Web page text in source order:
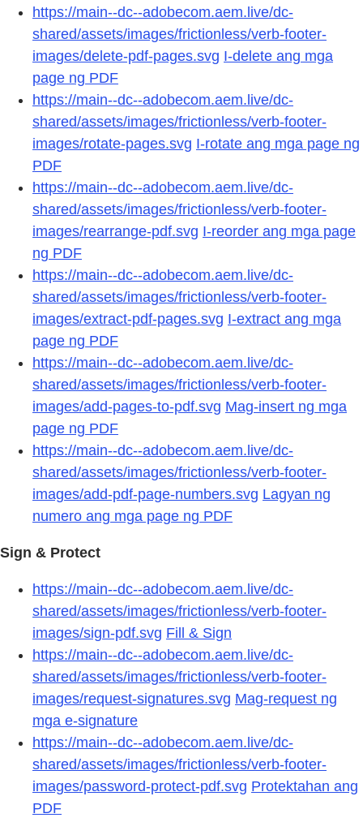
https://main--dc--adobecom.aem.live/dc-
shared/assets/images/frictionless/verb-footer-
images/delete-pdf-pages.svg I-delete ang mga
page ng PDF
https://main--dc--adobecom.aem.live/dc-
shared/assets/images/frictionless/verb-footer-
images/rotate-pages.svg I-rotate ang mga page ng
PDF
https://main--dc--adobecom.aem.live/dc-
shared/assets/images/frictionless/verb-footer-
images/rearrange-pdf.svg I-reorder ang mga page
ng PDF
https://main--dc--adobecom.aem.live/dc-
shared/assets/images/frictionless/verb-footer-
images/extract-pdf-pages.svg I-extract ang mga
page ng PDF
https://main--dc--adobecom.aem.live/dc-
shared/assets/images/frictionless/verb-footer-
images/add-pages-to-pdf.svg Mag-insert ng mga
page ng PDF
https://main--dc--adobecom.aem.live/dc-
shared/assets/images/frictionless/verb-footer-
images/add-pdf-page-numbers.svg Lagyan ng
numero ang mga page ng PDF
Sign & Protect
https://main--dc--adobecom.aem.live/dc-
shared/assets/images/frictionless/verb-footer-
images/sign-pdf.svg Fill & Sign
https://main--dc--adobecom.aem.live/dc-
shared/assets/images/frictionless/verb-footer-
images/request-signatures.svg Mag-request ng
mga e-signature
https://main--dc--adobecom.aem.live/dc-
shared/assets/images/frictionless/verb-footer-
images/password-protect-pdf.svg Protektahan ang
PDF